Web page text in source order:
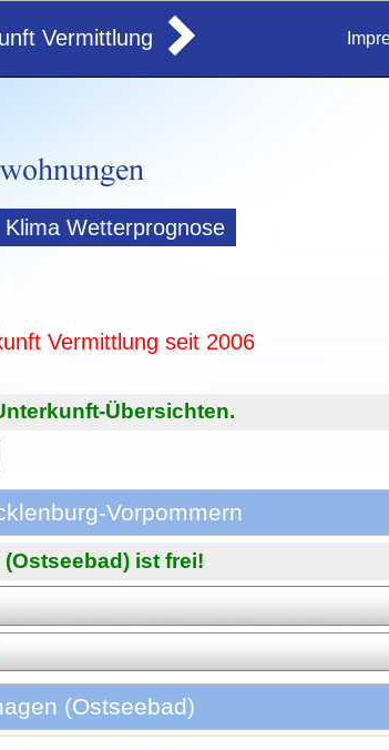
Vermittlung
Klima Wetterprognose
Vermittlung seit 2006
Übersichten.
Vorpommern
ist frei!
(Ostseebad)